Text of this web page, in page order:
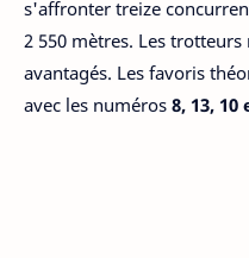
s'affronter treize
2 550 mètres. Les
avantagés. Les favoris
avec les numéros 8, 13, 10